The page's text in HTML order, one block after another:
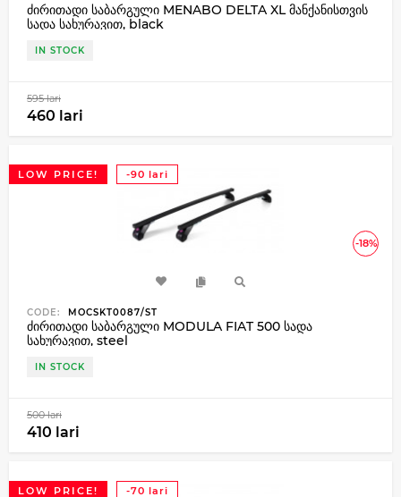
ძირითადი საბარგული MENABO DELTA XL მანქანისთვის
სადა სახურავით, black
IN STOCK
595 lari
460 lari
-18%
LOW PRICE! -90 lari
CODE: MOCSKT0087/ST
ძირითადი საბარგული MODULA FIAT 500 სადა
სახურავით, steel
IN STOCK
500 lari
410 lari
LOW PRICE! -70 lari